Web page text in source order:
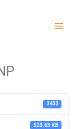
3433
523.63 KB